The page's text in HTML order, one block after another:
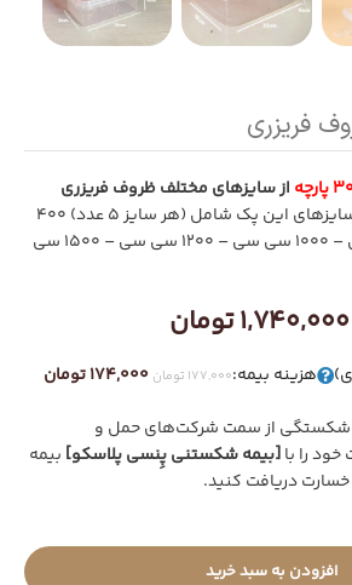
پارچه
از سایزهای مختلف ظروف فریزری
سایزهای این پک شامل (هر سایز 5 عدد) 400
سی سی – 700 سی سی – 1000 سی سی – 1200 سی سی – 1500 سی
1,740,000تومان
شکستگی از سمت شرکت‌های حمل و
را با[بیمه شکستنی پِنسی پلاسکو] بیمه
دریافت کنید.
هزینه بیمه:177,000 تومان 174,000 تومان
افزودن به سبد خرید